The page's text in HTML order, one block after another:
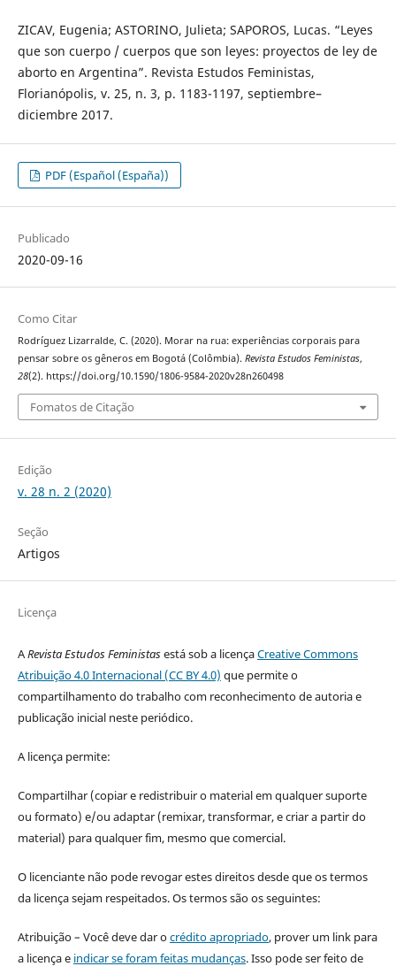
ZICAV, Eugenia; ASTORINO, Julieta; SAPOROS, Lucas. “Leyes
que son cuerpo / cuerpos que son leyes: proyectos de ley de
aborto en Argentina”. Revista Estudos Feministas,
Florianópolis, v. 25, n. 3, p. 1183-1197, septiembre–
diciembre 2017.
PDF (Español (España))
Publicado
2020-09-16
Como Citar
Rodríguez Lizarralde, C. (2020). Morar na rua: experiências corporais para
pensar sobre os gêneros em Bogotá (Colômbia). Revista Estudos Feministas,
28(2). https://doi.org/10.1590/1806-9584-2020v28n260498
Fomatos de Citação
Edição
v. 28 n. 2 (2020)
Seção
Artigos
Licença
ARevista Estudos Feministasestá sob a licençaCreative Commons
Atribuição 4.0 Internacional (CC BY 4.0) que permite o
compartilhamento do trabalho com reconhecimento de autoria e
publicação inicial neste periódico.
A licença permite:
Compartilhar (copiar e redistribuir o material em qualquer suporte
ou formato) e/ou adaptar (remixar, transformar, e criar a partir do
material) para qualquer fim, mesmo que comercial.
O licenciante não pode revogar estes direitos desde que os termos
da licença sejam respeitados. Os termos são os seguintes:
Atribuição – Você deve dar ocrédito apropriado, prover um link para
a licença e indicar se foram feitas mudanças. Isso pode ser feito de